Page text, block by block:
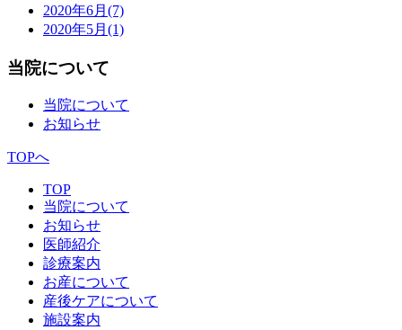
2020年6月 (7)
2020年5月 (1)
当院について
当院について
お知らせ
TOPへ
TOP
当院について
お知らせ
医師紹介
診療案内
お産について
産後ケアについて
施設案内